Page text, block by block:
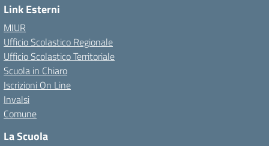
Link Esterni
MIUR
Ufficio Scolastico Regionale
Ufficio Scolastico Territoriale
Scuola in Chiaro
Iscrizioni On Line
Invalsi
Comune
La Scuola